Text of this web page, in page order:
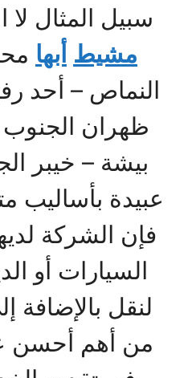
سبيل المثال لا
مشيط أبها
النماص – أحد
ظهران الجنوب
بيشة – خيبر
عبيدة بأساليب
فإن الشركة
السيارات أو
لنقل بالإضافة
من أهم أحسن